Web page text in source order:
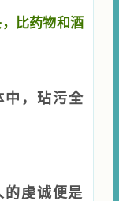
比药物和酒
中，玷污全
的虔诚便是